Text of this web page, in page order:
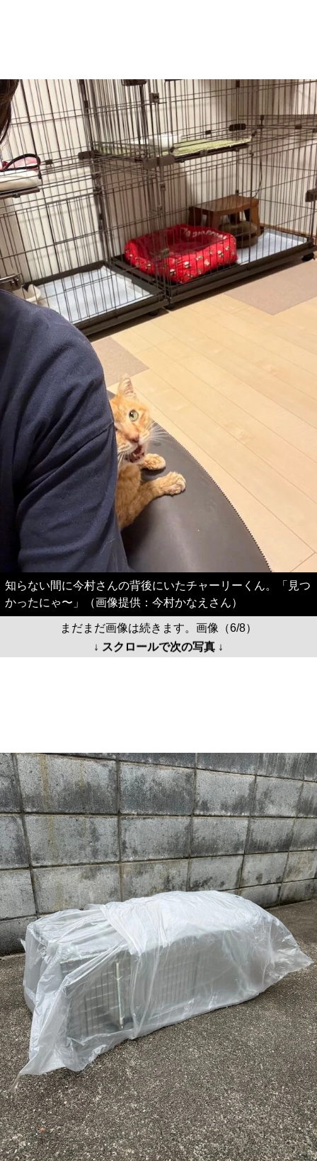
知らない間に今村さんの背後にいたチャーリーくん。「見つ
かったにゃ〜」（画像提供：今村かなえさん）
まだまだ画像は続きます。画像（6/8）
↓ スクロールで次の写真 ↓
防犯カメラに映っていた男性が探していたのは「チャーリー
くん」。保護時に活躍した捕獲器は今村さんのクライアント
さんが貸してくださったそう（画像提供：今村かなえさん）